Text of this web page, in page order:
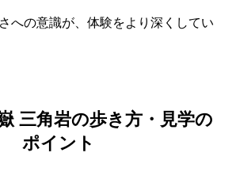
への意識が、体験をより深くしてい
三角岩の歩き方・見学の
ポイント